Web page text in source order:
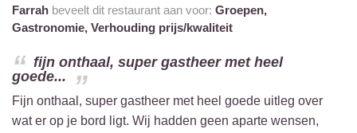
Farrah beveelt dit restaurant aan voor: Groepen,
Gastronomie, Verhouding prijs/kwaliteit
fijn onthaal, super gastheer met heel
goede...
Fijn onthaal, super gastheer met heel goede uitleg over
wat er op je bord ligt. Wij hadden geen aparte wensen,